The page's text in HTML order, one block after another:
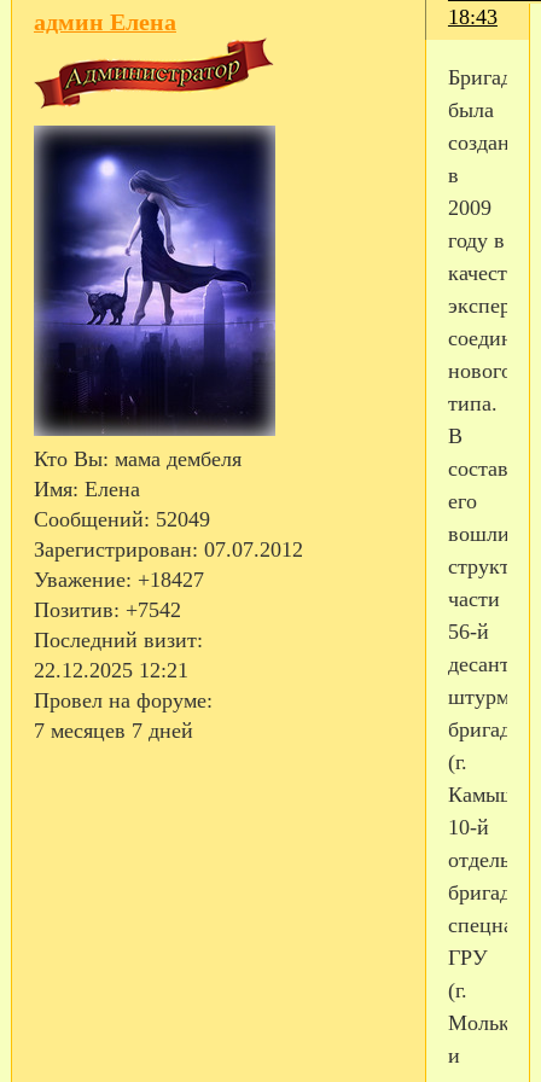
18:43
админ Елена
Кто Вы: мама дембеля
Имя: Елена
Сообщений: 52049
Зарегистрирован: 07.07.2012
Уважение: +18427
Позитив: +7542
Последний визит:
22.12.2025 12:21
Провел на форуме:
7 месяцев 7 дней
Бригада
была
создана
в
2009
году в
качестве
нового
типа.
В
состав
его
вошли
части
56-й
десантно-
бригады
(г.
10-й
бригады
спецназа
ГРУ
(г.
и